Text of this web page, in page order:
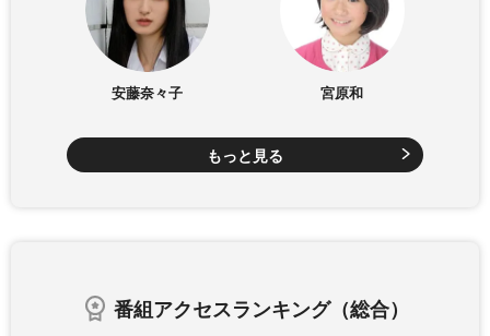
安藤奈々子 宮原和
もっと見る
番組アクセスランキング（総合）